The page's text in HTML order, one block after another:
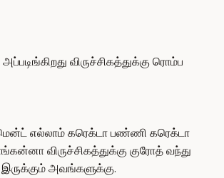
விருச்சிகத்துக்கு ரொம்ப
எல்லாம் கரெக்டா பண்ணி கரெக்டா
விருச்சிகத்துக்கு குரோத் வந்து
அவங்களுக்கு.